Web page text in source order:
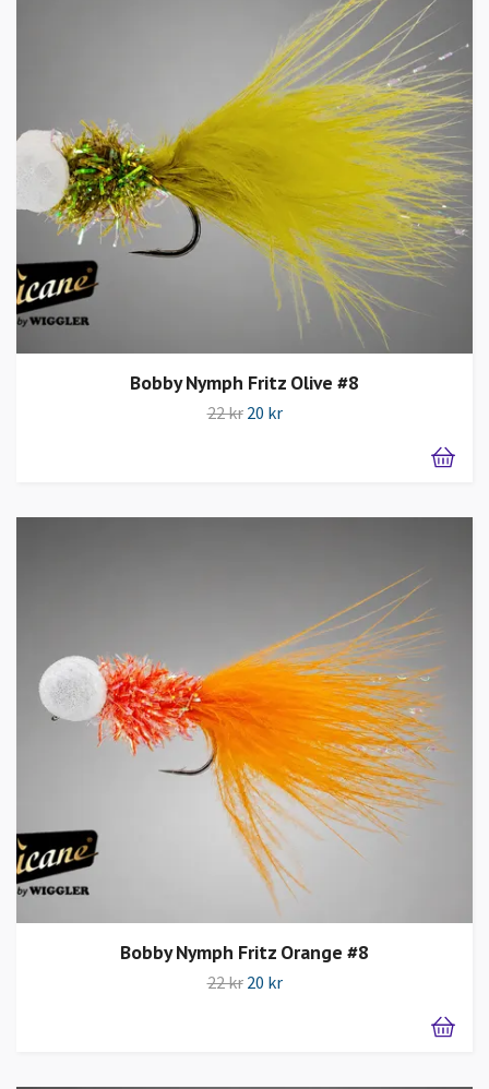
Bobby Nymph Fritz Olive #8
22 kr 20 kr
Bobby Nymph Fritz Orange #8
22 kr 20 kr